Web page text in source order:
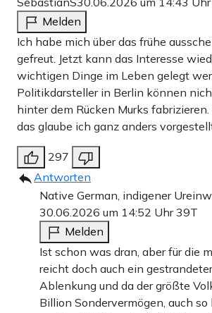
Melden
Ich habe mich über das frühe
gefreut. Jetzt kann das Interesse
wichtigen Dinge im Leben gelegt
Politikdarsteller in Berlin können
hinter dem Rücken Murks
das glaube ich ganz anders
297
Antworten
Native German, indigener
30.06.2026 um 14:52 Uhr39T
Melden
Ist schon was dran, aber für die
reicht doch auch ein
Ablenkung und da der größte
Billion Sondervermögen, auch so